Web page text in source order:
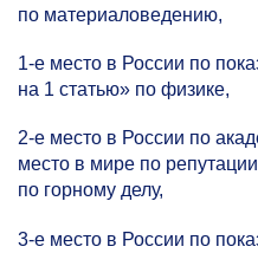
по материаловедению,
1-е место в России по
на 1 статью» по физике,
2-е место в России по
место в мире по
по горному делу,
3-е место в России по